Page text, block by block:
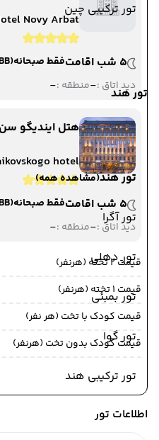
تور ترکیبی چین
تور هند
تور هند(مشاهده همه)
تور آگرا
تور دهلی
تور بمبئی
تور گوا
تور ترکیبی هند
Novy Arbat
5 شب اقامت
فقط صبحانه(BB)
دید اتاق :-منطقه :-
هتل ایندیگو سن
hotel
5 شب اقامت
فقط صبحانه(BB)
دید اتاق :-منطقه :-
قیمت 2 تخته (هرنفر)
قیمت 1 تخته (هرنفر)
قیمت کودک با تخت (هر نفر)
قیمت کودک بدون تخت (هرنفر)
اطلاعات تور